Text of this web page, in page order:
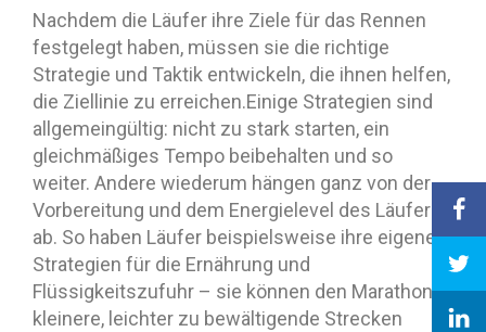
Nachdem die Läufer ihre Ziele für das Rennen
festgelegt haben, müssen sie die richtige
Strategie und Taktik entwickeln, die ihnen helfen,
die Ziellinie zu erreichen.Einige Strategien sind
allgemeingültig: nicht zu stark starten, ein
gleichmäßiges Tempo beibehalten und so
weiter. Andere wiederum hängen ganz von der
Vorbereitung und dem Energielevel des Läufers
ab. So haben Läufer beispielsweise ihre eigenen
Strategien für die Ernährung und
Flüssigkeitszufuhr – sie können den Marathon in
kleinere, leichter zu bewältigende Strecken